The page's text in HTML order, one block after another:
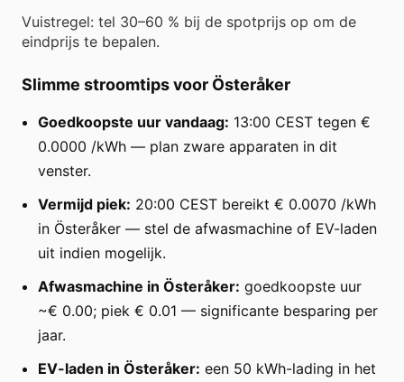
Vuistregel: tel 30–60 % bij de spotprijs op om de
eindprijs te bepalen.
Slimme stroomtips voor Österåker
Goedkoopste uur vandaag: 13:00 CEST tegen €
0.0000 /kWh — plan zware apparaten in dit
venster.
Vermijd piek: 20:00 CEST bereikt € 0.0070 /kWh
in Österåker — stel de afwasmachine of EV-laden
uit indien mogelijk.
Afwasmachine in Österåker: goedkoopste uur
~€ 0.00; piek € 0.01 — significante besparing per
jaar.
EV-laden in Österåker: een 50 kWh-lading in het